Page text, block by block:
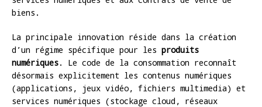
biens.
La principale innovation réside dans la création
d’un régime spécifique pour les produits
numériques. Le code de la consommation reconnaît
désormais explicitement les contenus numériques
(applications, jeux vidéo, fichiers multimedia) et
services numériques (stockage cloud, réseaux